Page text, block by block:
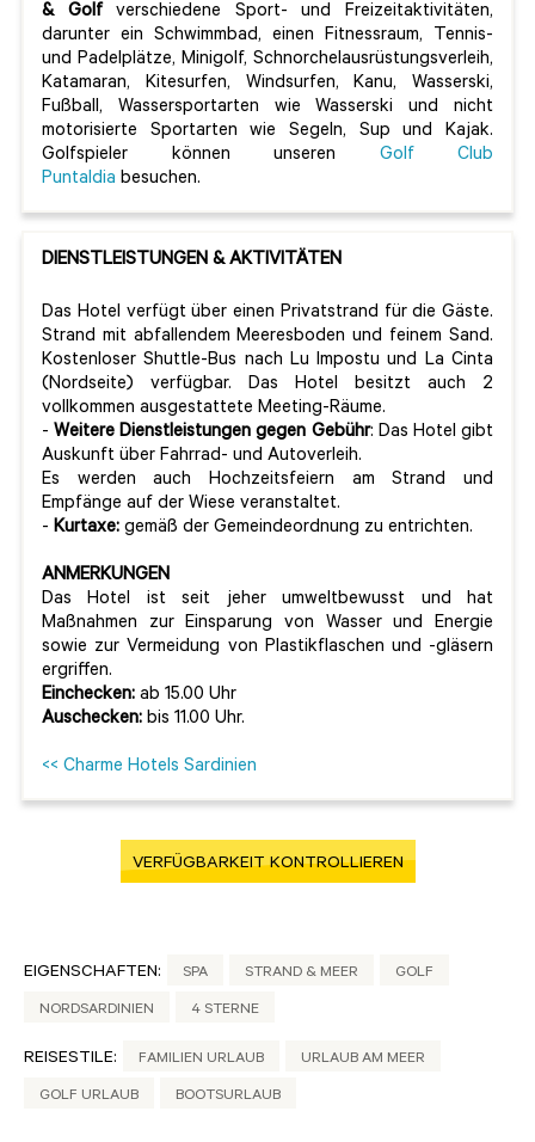
& Golfverschiedene Sport- und Freizeitaktivitäten,
darunter ein Schwimmbad, einen Fitnessraum, Tennis-
und Padelplätze, Minigolf, Schnorchelausrüstungsverleih,
Katamaran, Kitesurfen, Windsurfen, Kanu, Wasserski,
Fußball, Wassersportarten wie Wasserski und nicht
motorisierte Sportarten wie Segeln, Sup und Kajak.
Golfspieler können unseren Golf Club
Puntaldia besuchen.
DIENSTLEISTUNGEN & AKTIVITÄTEN
Das Hotel verfügt über einen Privatstrand für die Gäste.
Strand mit abfallendem Meeresboden und feinem Sand.
Kostenloser Shuttle-Bus nach Lu Impostu und La Cinta
(Nordseite) verfügbar. Das Hotel besitzt auch 2
vollkommen ausgestattete Meeting-Räume.
- Weitere Dienstleistungen gegen Gebühr: Das Hotel gibt
Auskunft über Fahrrad- und Autoverleih.
Es werden auch Hochzeitsfeiern am Strand und
Empfänge auf der Wiese veranstaltet.
- Kurtaxe: gemäß der Gemeindeordnung zu entrichten.
ANMERKUNGEN
Das Hotel ist seit jeher umweltbewusst und hat
Maßnahmen zur Einsparung von Wasser und Energie
sowie zur Vermeidung von Plastikflaschen und -gläsern
ergriffen.
Einchecken: ab 15.00 Uhr
Auschecken: bis 11.00 Uhr.
<< Charme Hotels Sardinien
VERFÜGBARKEIT KONTROLLIEREN
EIGENSCHAFTEN: SPA STRAND & MEER GOLF
NORDSARDINIEN 4 STERNE
REISESTILE: FAMILIEN URLAUB URLAUB AM MEER
GOLF URLAUB BOOTSURLAUB